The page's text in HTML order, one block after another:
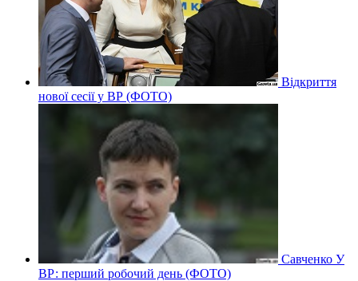
Відкриття
нової сесії у ВР (ФОТО)
Савченко У
ВР: перший робочий день (ФОТО)